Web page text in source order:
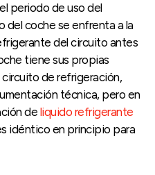
periodo de uso del
del coche se enfrenta a la
del circuito antes
tiene sus propias
de refrigeración,
técnica, pero en
de liquido refrigerante
idéntico en principio para